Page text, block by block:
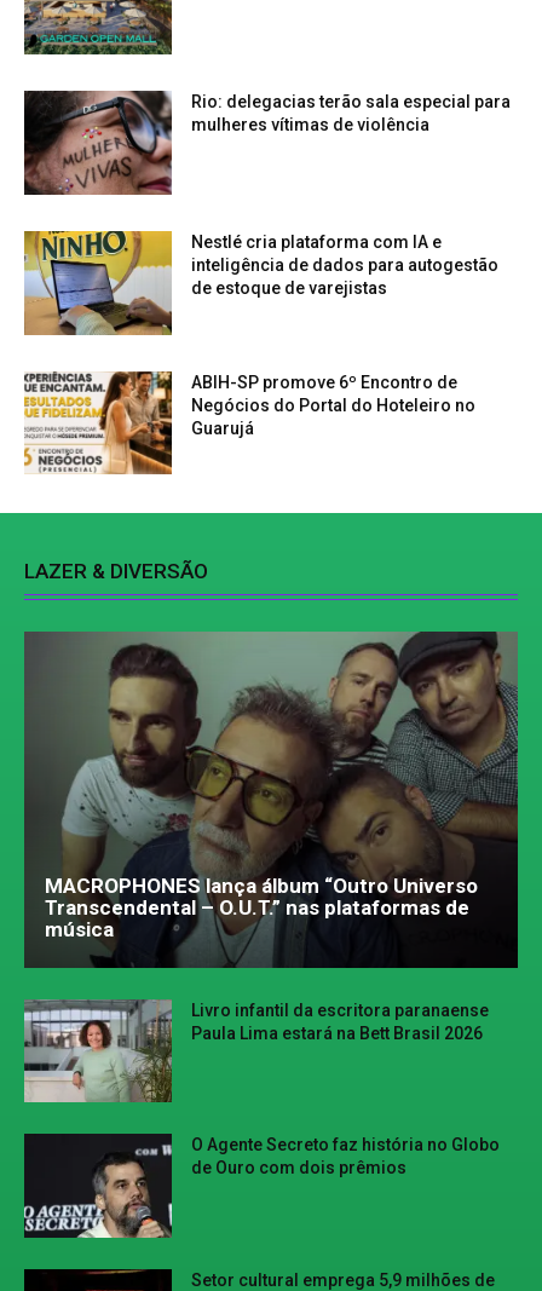
Rio: delegacias terão sala especial para
mulheres vítimas de violência
Nestlé cria plataforma com IA e
inteligência de dados para autogestão
de estoque de varejistas
ABIH-SP promove 6º Encontro de
Negócios do Portal do Hoteleiro no
Guarujá
LAZER & DIVERSÃO
MACROPHONES lança álbum “Outro Universo
Transcendental – O.U.T.” nas plataformas de
música
Livro infantil da escritora paranaense
Paula Lima estará na Bett Brasil 2026
O Agente Secreto faz história no Globo
de Ouro com dois prêmios
Setor cultural emprega 5,9 milhões de